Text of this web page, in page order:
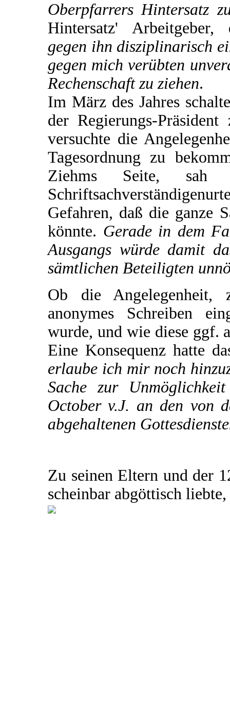
Oberpfarrers Hintersatz
Hintersatz'
gegen ihn disziplinarisch
gegen mich verübten
Rechenschaft zu ziehen.
Im März des Jahres
der Regierungs-
versuchte die
Tagesordnung zu
Ziehms Seite,
Gefahren, daß die ganze
könnte. Gerade in dem
Ausgangs würde damit
sämtlichen Beteiligten
Ob die Angelegenheit,
anonymes Schreiben
wurde, und wie diese ggf.
Eine Konsequenz hatte
erlaube ich mir noch
Sache zur
October v.J. an den von
abgehaltenen
Zu seinen Eltern und der
scheinbar abgöttisch